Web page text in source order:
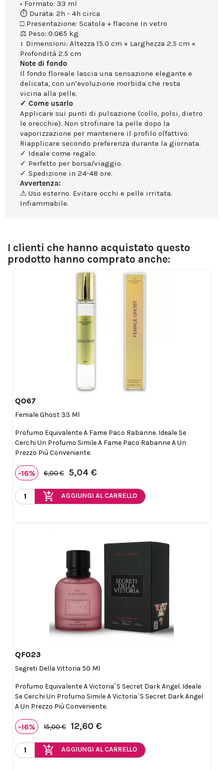
• Formato: 33 ml
⏱ Durata: 2h - 4h circa
□ Presentazione: Scatola + flacone in vetro
⚖ Peso: 0.065 kg
↕ Dimensioni: Altezza 15.0 cm × Larghezza 2.5 cm ×
Profondità 2.5 cm
Note di fondo
Il fondo floreale lascia una sensazione elegante e
delicata, con un’evoluzione morbida che resta
vicina alla pelle.
✓ Come usarlo
Applicare sui punti di pulsazione (collo, polsi, dietro
le orecchie). Non strofinare la pelle dopo la
vaporizzazione per mantenere il profilo olfattivo.
Riapplicare secondo preferenza durante la giornata.
✓ Ideale come regalo.
✓ Perfetto per borsa/viaggio.
✓ Spedizione in 24-48 ore.
Avvertenza:
⚠ Uso esterno. Evitare occhi e pelle irritata.
Infiammabile.
I clienti che hanno acquistato questo
prodotto hanno comprato anche:
Q067
Female Ghost 33 Ml
Profumo Equivalente A Fame Paco Rabanne. Ideale Se
Cerchi Un Profumo Simile A Fame Paco Rabanne A Un
Prezzo Più Conveniente.
-16% 6,00 € 5,04 €
add_shopping_cart AGGIUNGI AL CARRELLO
QF023
Segreti Della Vittoria 50 Ml
Profumo Equivalente A Victoria´s Secret Dark Angel. Ideale
Se Cerchi Un Profumo Simile A Victoria´s Secret Dark Angel
A Un Prezzo Più Conveniente.
-16% 15,00 € 12,60 €
add_shopping_cart AGGIUNGI AL CARRELLO